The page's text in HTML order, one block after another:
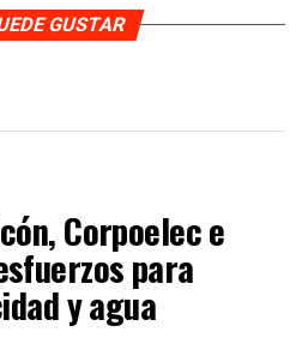
GUSTAR
Corpoelec e
para
y agua